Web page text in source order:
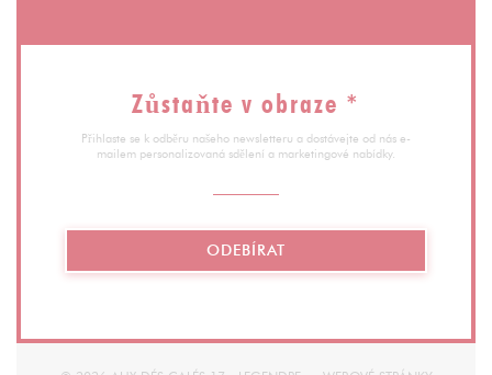
Zůstaňte v obraze *
Přihlaste se k odběru našeho newsletteru a dostávejte od nás e-
mailem personalizovaná sdělení a marketingové nabídky.
ODEBÍRAT